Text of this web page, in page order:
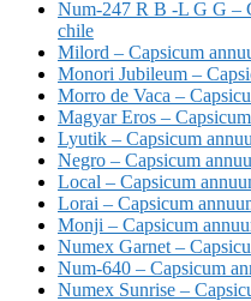
Num-247 R B -L G G –
chile
Milord – Capsicum
Monori Jubileum –
Morro de Vaca –
Magyar Eros –
Lyutik – Capsicum
Negro – Capsicum
Local – Capsicum
Lorai – Capsicum
Monji – Capsicum
Numex Garnet –
Num-640 – Capsicum
Numex Sunrise –